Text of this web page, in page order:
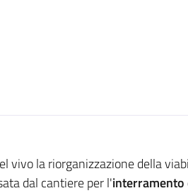
vivo la riorganizzazione della
dal cantiere per l'